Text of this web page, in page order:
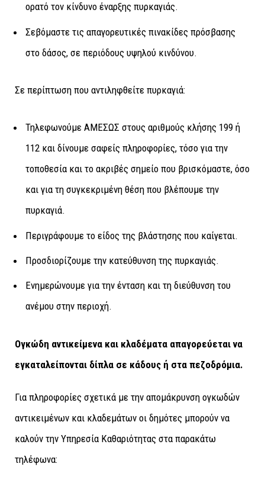
ορατό τον κίνδυνο έναρξης πυρκαγιάς.
Σεβόμαστε τις απαγορευτικές πινακίδες πρόσβασης
στο δάσος, σε περιόδους υψηλού κινδύνου.
Σε περίπτωση που αντιληφθείτε πυρκαγιά:
Τηλεφωνούμε ΑΜΕΣΩΣ στους αριθμούς κλήσης 199 ή
112 και δίνουμε σαφείς πληροφορίες, τόσο για την
τοποθεσία και το ακριβές σημείο που βρισκόμαστε, όσο
και για τη συγκεκριμένη θέση που βλέπουμε την
πυρκαγιά.
Περιγράφουμε το είδος της βλάστησης που καίγεται.
Προσδιορίζουμε την κατεύθυνση της πυρκαγιάς.
Ενημερώνουμε για την ένταση και τη διεύθυνση του
ανέμου στην περιοχή.
Ογκώδη αντικείμενα και κλαδέματα απαγορεύεται να
εγκαταλείπονται δίπλα σε κάδους ή στα πεζοδρόμια.
Για πληροφορίες σχετικά με την απομάκρυνση ογκωδών
αντικειμένων και κλαδεμάτων οι δημότες μπορούν να
καλούν την Υπηρεσία Καθαριότητας στα παρακάτω
τηλέφωνα: